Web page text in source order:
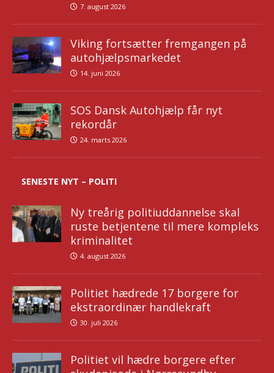
7. august 2026
Viking fortsætter fremgangen på
autohjælpsmarkedet
14. juni 2026
SOS Dansk Autohjælp får nyt
rekordår
24. marts 2026
SENESTE NYT – POLITI
Ny treårig politiuddannelse skal
ruste betjentene til mere kompleks
kriminalitet
4. august 2026
Politiet hædrede 17 borgere for
ekstraordinær handlekraft
30. juli 2026
Politiet vil hædre borgere efter